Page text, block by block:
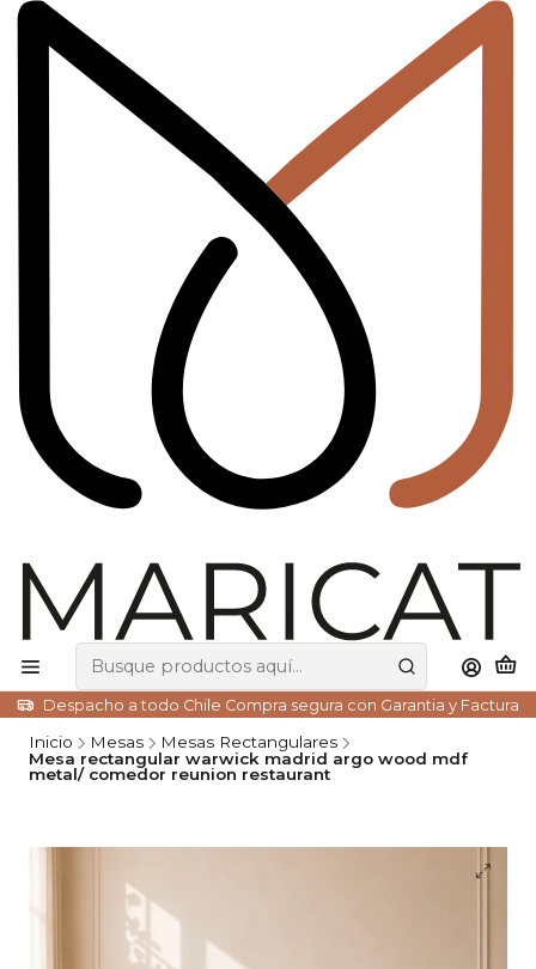
Despacho a todo Chile Compra segura con Garantia y Factura
Inicio Mesas
Mesas Rectangulares
Mesa rectangular warwick madrid argo wood mdf
metal/ comedor reunion restaurant